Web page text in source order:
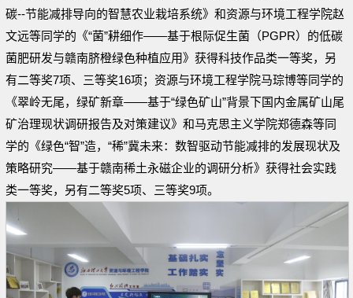
碳--节能减排导向的智慧农业栽培系统》和资源与环境工程学院赵
文远等同学的《“菌”耕细作——基于根际促生菌（PGPR）的低碳
菌肥研发与赣南脐橙绿色种植应用》获得科技作品类一等奖，另
有二等奖7项、三等奖16项；资源与环境工程学院马琮博等同学的
《翠岭无尾，绿矿新章——基于“绿色矿山”背景下国内金属矿山尾
矿治理现状调研报告及对策建议》和马克思主义学院郑德森等同
学的《绿色“智”造，“稀”冀未来：数智驱动节能减排的发展现状及
策略研究——基于赣南稀土永磁企业的调研分析》获得社会实践
类一等奖，另有二等奖5项、三等奖9项。